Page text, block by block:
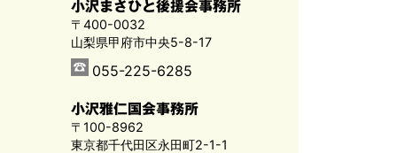
小沢まさひと後援会事務所
〒400-0032
山梨県甲府市中央5-8-17
055-225-6285
小沢雅仁国会事務所
〒100-8962
東京都千代田区永田町2-1-1